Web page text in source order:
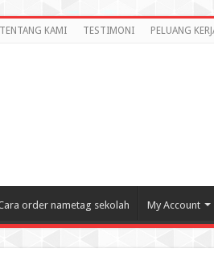
TENTANG KAMI TESTIMONI PELUANG
order nametag sekolah My Account